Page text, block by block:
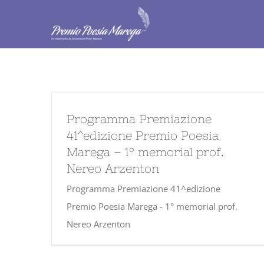
Programma Premiazione
41^edizione Premio Poesia
Marega – 1° memorial prof.
Nereo Arzenton
Programma Premiazione 41^edizione
Premio Poesia Marega - 1° memorial prof.
Nereo Arzenton